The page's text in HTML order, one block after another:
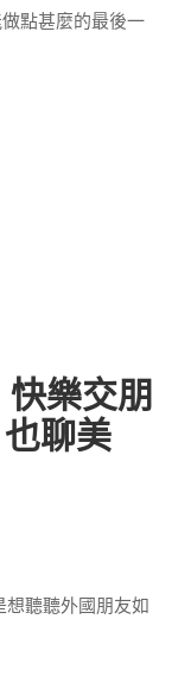
點甚麼的最後一
快樂交朋
聊美
聽聽外國朋友如